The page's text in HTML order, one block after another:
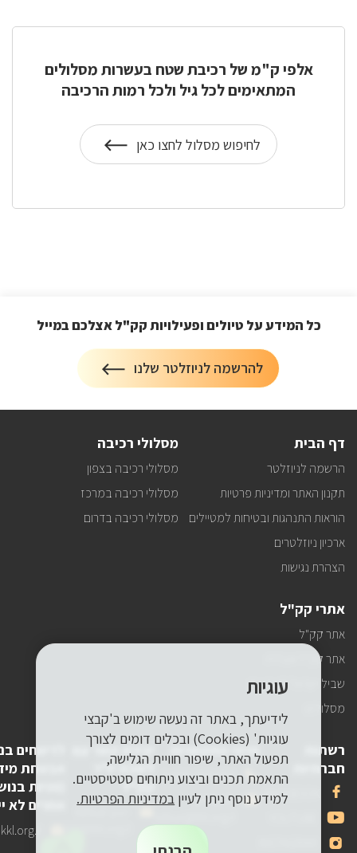
אלפי ק"מ של רכיבת שטח בעשרות מסלולים
המתאימים לכל גיל ולכל רמות הרכיבה
לחיפוש מסלול לחצו כאן
על
אופניים
הרשמה
כל המידע על טיולים ופעילויות קק"ל אצלכם במייל
להרשמה לניוזלטר שלנו
על
כל
במייל
דף הבית
הרשמה לניוזלטר
תקנון האתר ומדיניות פרטיות
הוראות התנהגות ובטיחות למטיילים
ארכיון ניוזלטרים
הצהרת נגישות
מסלולי רכיבה
מסלולי רכיבה בצפון
מסלולי רכיבה במרכז
מסלולי רכיבה בדרום
אתרי קק"ל
אתר קק"ל
אתר קק"ל אנגלית
שביל ישראל לאופניים
מסלולים
רשתות
חברתיות
FACEBOOK
אנחנו
בפייסבוק
אנחנו
ביוטיוב
אנחנו
פרטי התקשרות
טלפון
שלנו
1-800-250-250
דואר pneyot-
יצירת קשר עם
לשכת יו"ר
קק"ל
אלקטרוני
שלנו
לדיווחים
אבטחת
(פניות
אחרים לא
עוגיות
לידיעתך, באתר זה נעשה שימוש ב'קבצי
עוגיות' (Cookies) ובכלים דומים לצורך
תפעול האתר, שיפור חוויית הגלישה,
התאמת תכנים וביצוע ניתוחים סטטיסטיים.
למידע נוסף ניתן לעיין במדיניות הפרטיות.